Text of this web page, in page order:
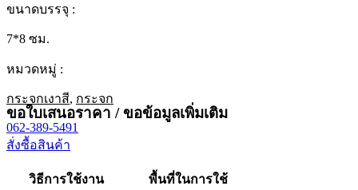
ขนาดบรรจุ :
7*8 ซม.
หมวดหมู่ :
กระจกเงาสี, กระจก
ขอใบเสนอราคา / ขอข้อมูลเพิ่มเติม
062-389-5491
สั่งซื้อสินค้า
วิธีการใช้งาน พื้นที่ในการใช้